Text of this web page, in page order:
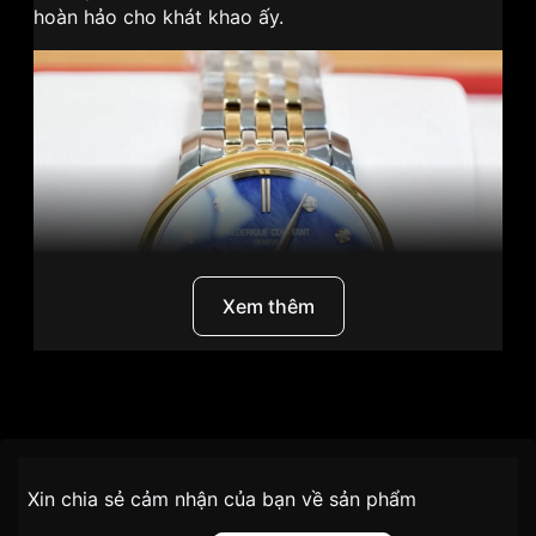
hoàn hảo cho khát khao ấy.
Xem thêm
Đối tượng sử dụng Nữ
tiện lợi –
Xin chia sẻ cảm nhận của bạn về sản phẩm